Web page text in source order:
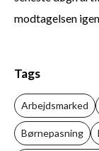
modtagelsen
Tags
Arbejdsmarked
Børnepasning